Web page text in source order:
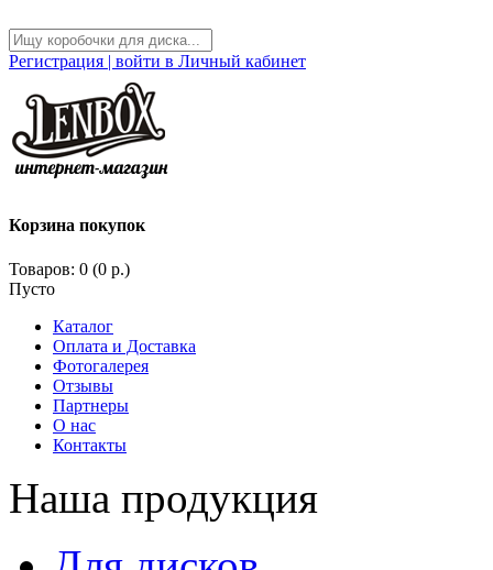
Регистрация | войти в Личный кабинет
Корзина покупок
Товаров: 0 (0 р.)
Пусто
Каталог
Оплата и Доставка
Фотогалерея
Отзывы
Партнеры
О нас
Контакты
Наша продукция